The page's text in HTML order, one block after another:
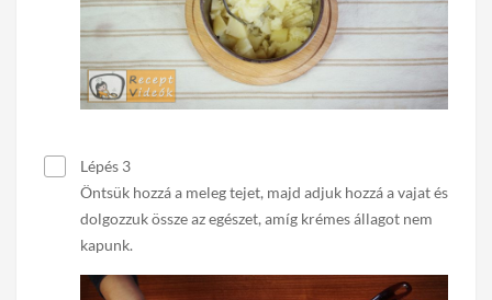
Lépés 3
Öntsük hozzá a meleg tejet, majd adjuk hozzá a vajat és
dolgozzuk össze az egészet, amíg krémes állagot nem
kapunk.